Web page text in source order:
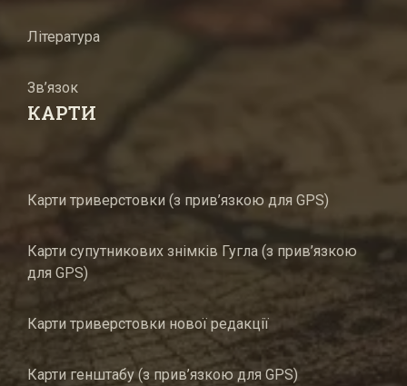
Література
Зв’язок
КАРТИ
Карти триверстовки (з прив’язкою для GPS)
Карти супутникових знімків Гугла (з прив’язкою
для GPS)
Карти триверстовки нової редакції
Карти генштабу (з прив’язкою для GPS)